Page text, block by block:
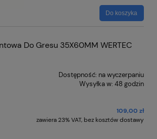
Do koszyka
Do Gresu 35X60MM WERTEC
Dostępność: na wyczerpaniu
Wysyłka w: 48 godzin
109,00 zł
zawiera 23% VAT, bez kosztów dostawy